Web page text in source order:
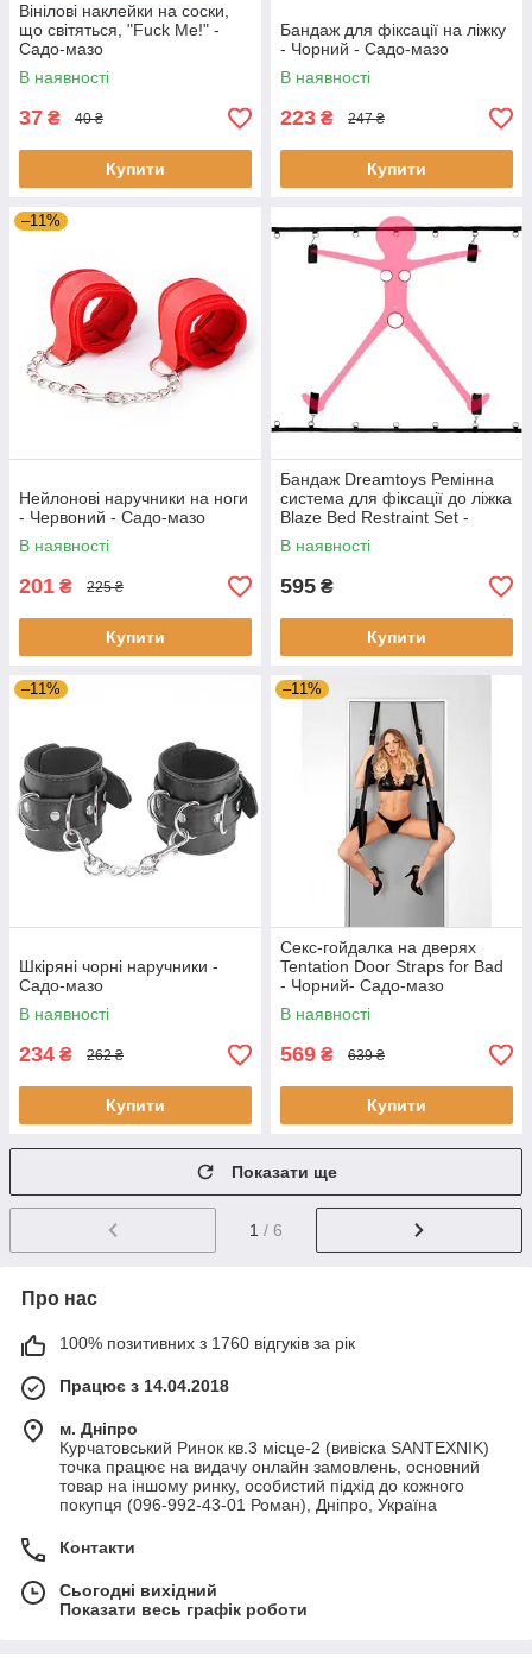
Вінілові наклейки на соски,
що світяться, "Fuck Me!" -
Садо-мазо
В наявності
37 ₴ 40 ₴
Купити
Бандаж для фіксації на ліжку
- Чорний - Садо-мазо
В наявності
223 ₴ 247 ₴
Купити
–11%
Нейлонові наручники на ноги
- Червоний - Садо-мазо
В наявності
201 ₴ 225 ₴
Купити
Бандаж Dreamtoys Ремінна
система для фіксації до ліжка
Blaze Bed Restraint Set -
Садо-мазо
В наявності
595 ₴
Купити
–11%
Шкіряні чорні наручники -
Садо-мазо
В наявності
234 ₴ 262 ₴
Купити
–11%
Секс-гойдалка на дверях
Tentation Door Straps for Bad
- Чорний- Садо-мазо
В наявності
569 ₴ 639 ₴
Купити
Показати ще
1 / 6
Про нас
100% позитивних з 1760 відгуків за рік
Працює з 14.04.2018
м. Дніпро
Курчатовський Ринок кв.3 місце-2 (вивіска SANTEXNIK)
точка працює на видачу онлайн замовлень, основний
товар на іншому ринку, особистий підхід до кожного
покупця (096-992-43-01 Роман), Дніпро, Україна
Контакти
Сьогодні вихідний
Показати весь графік роботи